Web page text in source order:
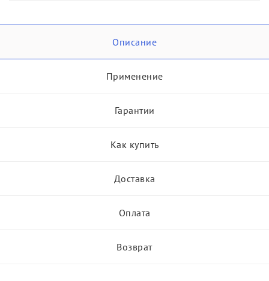
Описание
Применение
Гарантии
Как купить
Доставка
Оплата
Возврат